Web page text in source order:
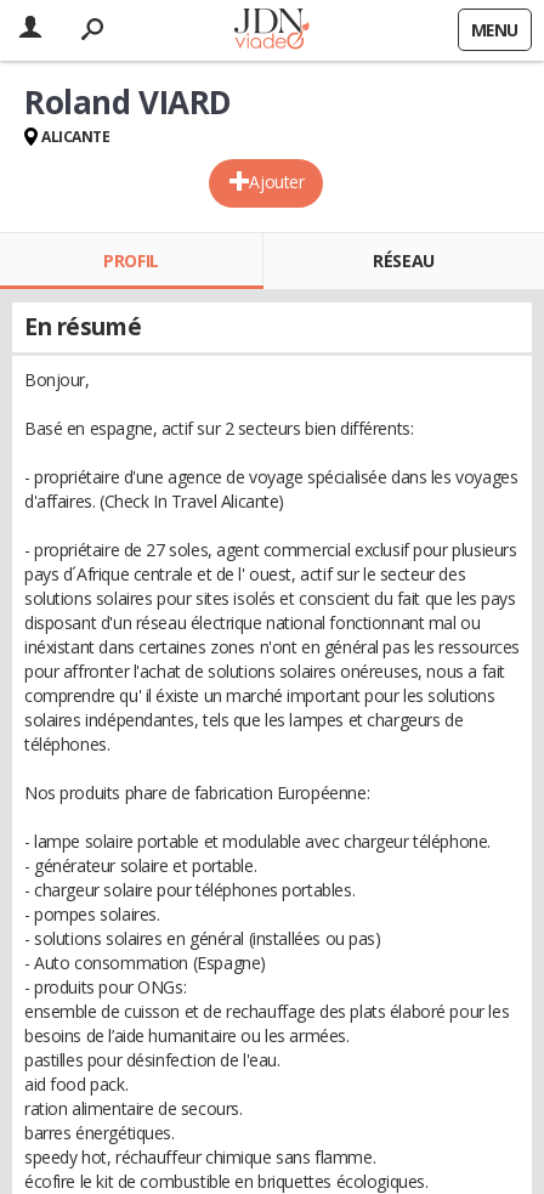
MENU
Ajouter
Roland VIARD
ALICANTE
PROFIL RÉSEAU
En résumé
Bonjour,
Basé en espagne, actif sur 2 secteurs bien différents:
- propriétaire d'une agence de voyage spécialisée dans les voyages
d'affaires. (Check In Travel Alicante)
- propriétaire de 27 soles, agent commercial exclusif pour plusieurs
pays d´Afrique centrale et de l' ouest, actif sur le secteur des
solutions solaires pour sites isolés et conscient du fait que les pays
disposant d'un réseau électrique national fonctionnant mal ou
inéxistant dans certaines zones n'ont en général pas les ressources
pour affronter l'achat de solutions solaires onéreuses, nous a fait
comprendre qu' il éxiste un marché important pour les solutions
solaires indépendantes, tels que les lampes et chargeurs de
téléphones.
Nos produits phare de fabrication Européenne:
- lampe solaire portable et modulable avec chargeur téléphone.
- générateur solaire et portable.
- chargeur solaire pour téléphones portables.
- pompes solaires.
- solutions solaires en général (installées ou pas)
- Auto consommation (Espagne)
- produits pour ONGs:
ensemble de cuisson et de rechauffage des plats élaboré pour les
besoins de l’aide humanitaire ou les armées.
pastilles pour désinfection de l'eau.
aid food pack.
ration alimentaire de secours.
barres énergétiques.
speedy hot, réchauffeur chimique sans flamme.
écofire le kit de combustible en briquettes écologiques.